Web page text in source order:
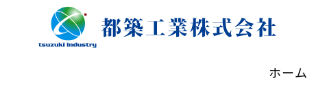
ホーム